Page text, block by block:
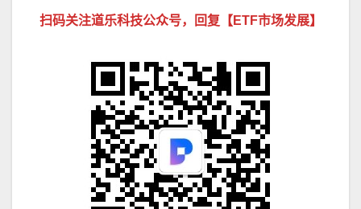
扫码关注道乐科技公众号，回复【ETF市场发展】